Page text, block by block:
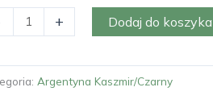
+ Dodaj do koszyka
Argentyna Kaszmir/Czarny